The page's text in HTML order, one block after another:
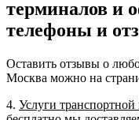
терминалов и
телефоны и
Оставить отзывы о
Москва можно на
4. Услуги